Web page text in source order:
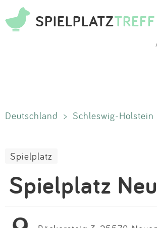
SPIELPLATZTREFF
Deutschland > Schleswig-Holstein
Spielplatz
Spielplatz